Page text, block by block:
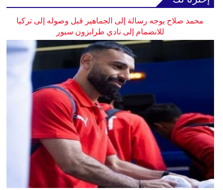
محمد صلاح يوجه رسالة إلى الجماهير قبل وصوله إلى تركيا
للانضمام إلى نادي طرابزون سبور